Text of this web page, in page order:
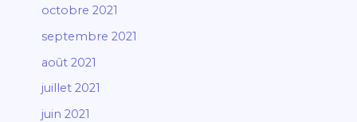
octobre 2021
septembre 2021
août 2021
juillet 2021
juin 2021